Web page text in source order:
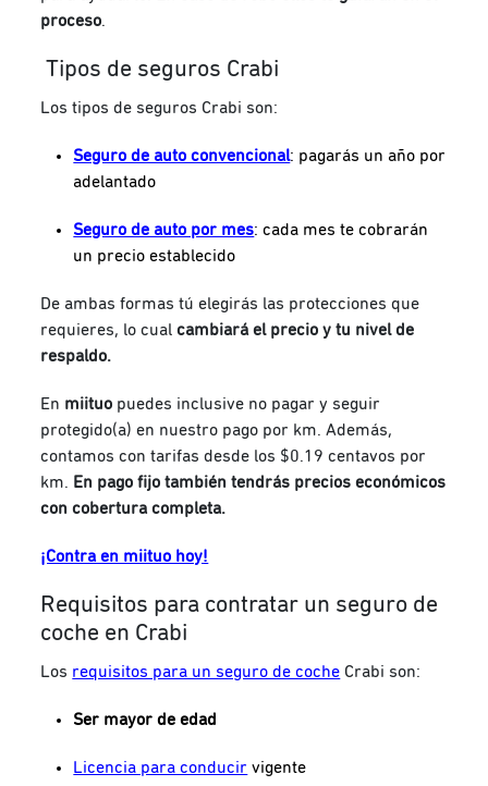
proceso.
Tipos de seguros Crabi
Los tipos de seguros Crabi son:
Seguro de auto convencional: pagarás un año por
adelantado
Seguro de auto por mes: cada mes te cobrarán
un precio establecido
De ambas formas tú elegirás las protecciones que
requieres, lo cualcambiará el precio y tu nivel de
respaldo.
En miituo puedes inclusive no pagar y seguir
protegido(a) en nuestro pago por km. Además,
contamos con tarifas desde los $0.19 centavos por
km. En pago fijo también tendrás precios económicos
con cobertura completa.
¡Contra en miituo hoy!
Requisitos para contratar un seguro de
coche en Crabi
Los requisitos para un seguro de coche Crabi son:
Ser mayor de edad
Licencia para conducir vigente